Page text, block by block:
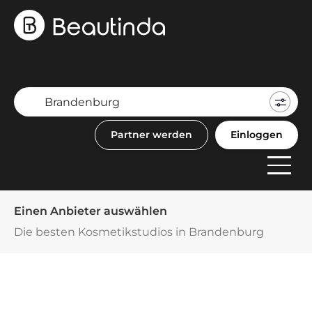
Partner werden Einloggen
Einen Anbieter auswählen
Die besten Kosmetikstudios in Brandenburg